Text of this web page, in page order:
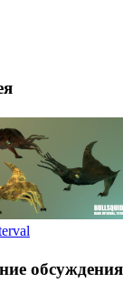
обсуждения